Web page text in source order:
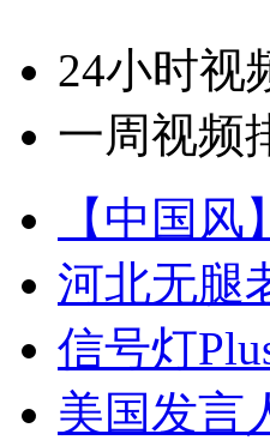
24小时视
一周视频
【中国
河北无腿
信号灯
美国发言